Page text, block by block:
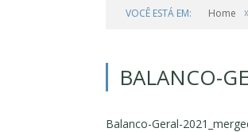
VOCÊ ESTÁ EM: Home
BALANCO-
Balanco-Geral-